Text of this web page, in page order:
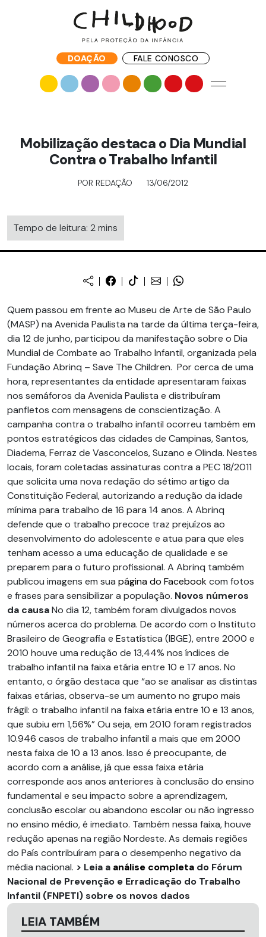
DOAÇÃO FALE CONOSCO
Mobilização destaca o Dia Mundial
Contra o Trabalho Infantil
POR REDAÇÃO 13/06/2012
Tempo de leitura: 2 mins
Quem passou em frente ao Museu de Arte de São Paulo
(MASP) na Avenida Paulista na tarde da última terça-feira,
dia 12 de junho, participou da manifestação sobre o Dia
Mundial de Combate ao Trabalho Infantil, organizada pela
Fundação Abrinq – Save The Children. Por cerca de uma
hora, representantes da entidade apresentaram faixas
nos semáforos da Avenida Paulista e distribuíram
panfletos com mensagens de conscientização. A
campanha contra o trabalho infantil ocorreu também em
pontos estratégicos das cidades de Campinas, Santos,
Diadema, Ferraz de Vasconcelos, Suzano e Olinda. Nestes
locais, foram coletadas assinaturas contra a PEC 18/2011
que solicita uma nova redação do sétimo artigo da
Constituição Federal, autorizando a redução da idade
mínima para trabalho de 16 para 14 anos. A Abrinq
defende que o trabalho precoce traz prejuízos ao
desenvolvimento do adolescente e atua para que eles
tenham acesso a uma educação de qualidade e se
preparem para o futuro profissional. A Abrinq também
publicou imagens em sua página do Facebookcom fotos
e frases para sensibilizar a população. Novos números
da causaNo dia 12, também foram divulgados novos
números acerca do problema. De acordo com o Instituto
Brasileiro de Geografia e Estatística (IBGE), entre 2000 e
2010 houve uma redução de 13,44% nos índices de
trabalho infantil na faixa etária entre 10 e 17 anos. No
entanto, o órgão destaca que “ao se analisar as distintas
faixas etárias, observa-se um aumento no grupo mais
frágil: o trabalho infantil na faixa etária entre 10 e 13 anos,
que subiu em 1,56%” Ou seja, em 2010 foram registrados
10.946 casos de trabalho infantil a mais que em 2000
nesta faixa de 10 a 13 anos. Isso é preocupante, de
acordo com a análise, já que essa faixa etária
corresponde aos anos anteriores à conclusão do ensino
fundamental e seu impacto sobre a aprendizagem,
conclusão escolar ou abandono escolar ou não ingresso
no ensino médio, é imediato. Também nessa faixa, houve
redução apenas na região Nordeste. As demais regiões
do País contribuíram para o desempenho negativo da
média nacional. > Leia a análise completa do Fórum
Nacional de Prevenção e Erradicação do Trabalho
Infantil (FNPETI) sobre os novos dados
LEIA TAMBÉM